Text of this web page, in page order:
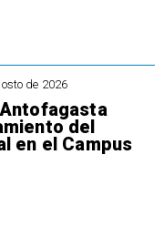
de 2026
del
en el Campus